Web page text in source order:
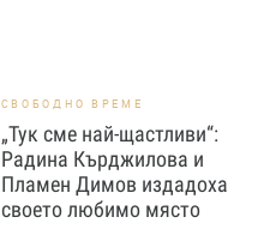
СВОБОДНО ВРЕМЕ
„Тук сме най-щастливи“:
Радина Кърджилова и
Пламен Димов издадоха
своето любимо място